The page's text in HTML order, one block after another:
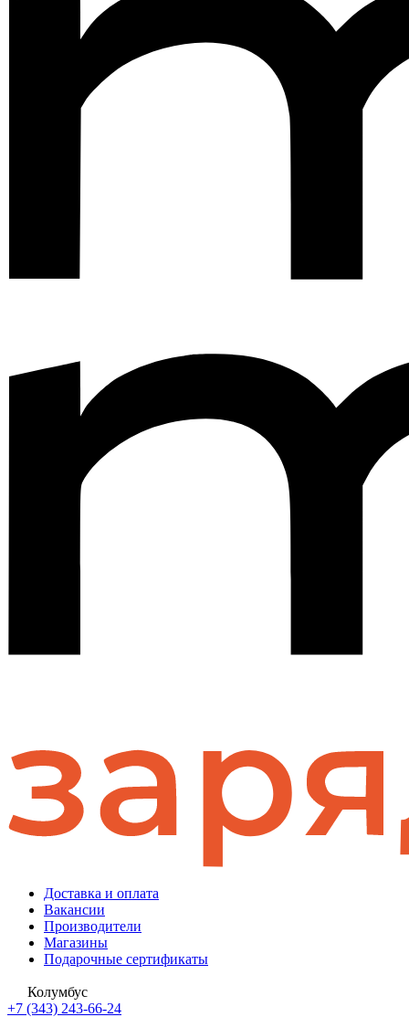
Доставка и оплата
Вакансии
Производители
Магазины
Подарочные сертификаты
Колумбус
+7 (343) 243-66-24